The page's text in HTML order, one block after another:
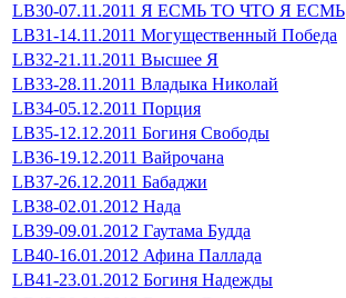
LB30-07.11.2011 Я ЕСМЬ ТО ЧТО Я ЕСМЬ
LB31-14.11.2011 Могущественный Победа
LB32-21.11.2011 Высшее Я
LB33-28.11.2011 Владыка Николай
LB34-05.12.2011 Порция
LB35-12.12.2011 Богиня Свободы
LB36-19.12.2011 Вайрочана
LB37-26.12.2011 Бабаджи
LB38-02.01.2012 Нада
LB39-09.01.2012 Гаутама Будда
LB40-16.01.2012 Афина Паллада
LB41-23.01.2012 Богиня Надежды